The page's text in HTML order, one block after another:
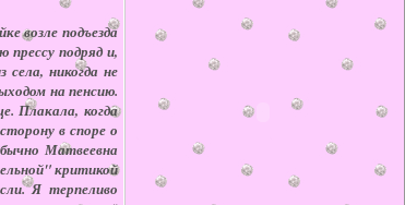
возле подъезда
подряд и,
никогда не
на пенсию.
Плакала, когда
в споре о
Матвеевна
критикой
Я терпеливо